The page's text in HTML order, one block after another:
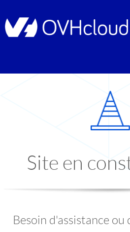
Site en
Besoin d'assistance